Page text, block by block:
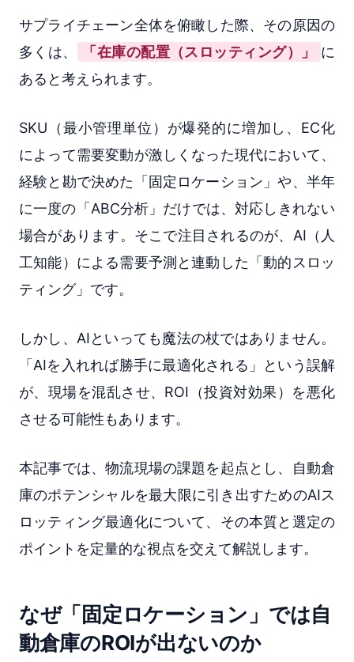
サプライチェーン全体を俯瞰した際、その原因の
多くは、
「在庫の配置（スロッティング）」
に
あると考えられます。
SKU（最小管理単位）が爆発的に増加し、EC化
によって需要変動が激しくなった現代において、
経験と勘で決めた「固定ロケーション」や、半年
に一度の「ABC分析」だけでは、対応しきれない
場合があります。そこで注目されるのが、AI（人
工知能）による需要予測と連動した「動的スロッ
ティング」です。
しかし、AIといっても魔法の杖ではありません。
「AIを入れれば勝手に最適化される」という誤解
が、現場を混乱させ、ROI（投資対効果）を悪化
させる可能性もあります。
本記事では、物流現場の課題を起点とし、自動倉
庫のポテンシャルを最大限に引き出すためのAIス
ロッティング最適化について、その本質と選定の
ポイントを定量的な視点を交えて解説します。
なぜ「固定ロケーション」では自
動倉庫のROIが出ないのか